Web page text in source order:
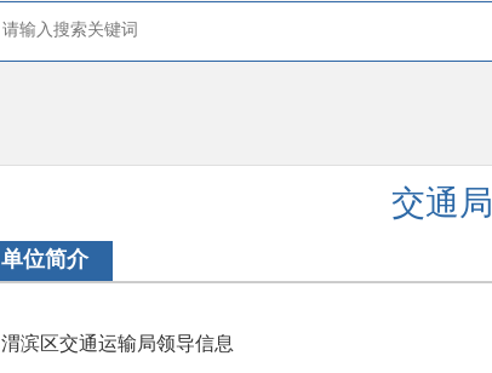
交通局
单位简介
渭滨区交通运输局领导信息